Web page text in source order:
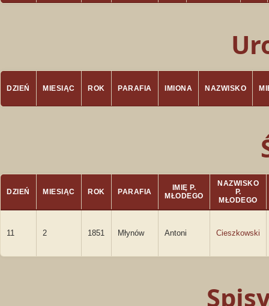
DZIEŃ MIESIĄC ROK PARAFIA IMIONA NAZWISKO
DZIEŃ MIESIĄC ROK PARAFIA
IMIĘ P.
MŁODEGO
NAZWISKO
P.
MŁODEGO
11 2 1851 Młynów Antoni Cieszkowski